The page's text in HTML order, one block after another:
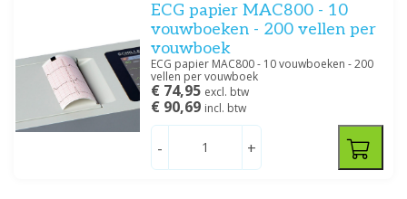
ECG papier MAC800 - 10
vouwboeken - 200 vellen per
vouwboek
ECG papier MAC800 - 10 vouwboeken - 200
vellen per vouwboek
€ 74,95 excl. btw
€ 90,69 incl. btw
- +